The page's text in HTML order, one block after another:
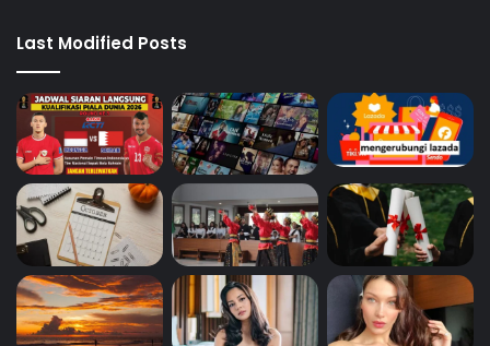
Last Modified Posts